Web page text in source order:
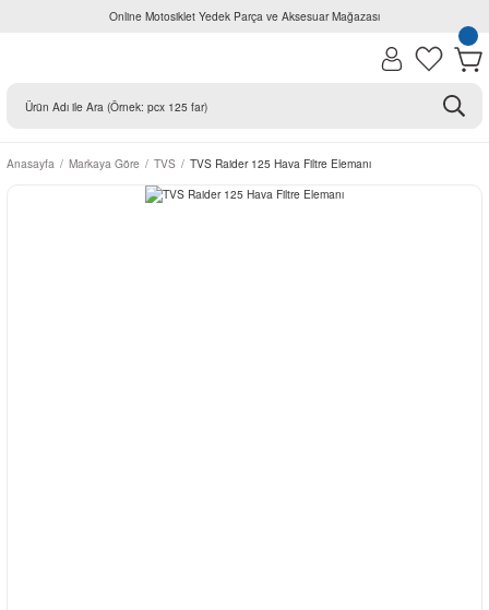
Online Motosiklet Yedek Parça ve Aksesuar Mağazası
Anasayfa Markaya Göre TVS TVS Raider 125 Hava Filtre Elemanı